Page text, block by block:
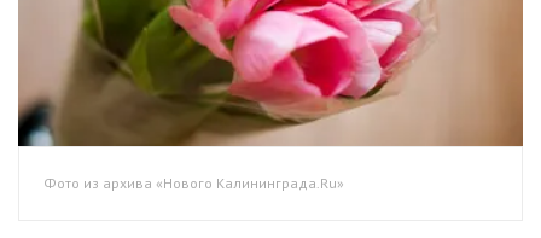
Фото из архива «Нового Калининграда.Ru»